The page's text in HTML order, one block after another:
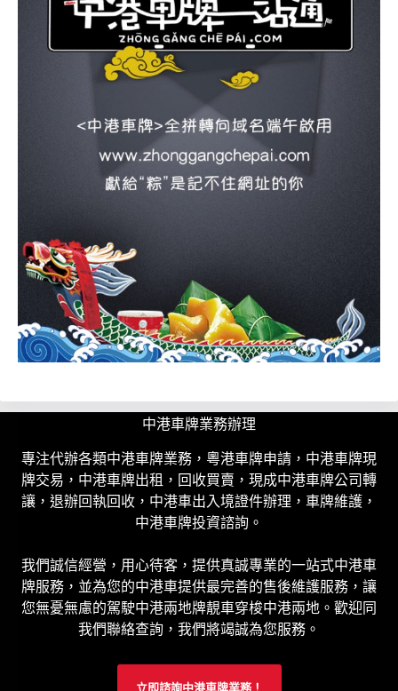
中港車牌業務辦理
專注代辦各類中港車牌業務，粵港車牌申請，中港車牌現
牌交易，中港車牌出租，回收買賣，現成中港車牌公司轉
讓，退辦回執回收，中港車出入境證件辦理，車牌維護，
中港車牌投資諮詢。
我們誠信經營，用心待客，提供真誠專業的一站式中港車
牌服務，並為您的中港車提供最完善的售後維護服務，讓
您無憂無慮的駕駛中港兩地牌靚車穿梭中港兩地。歡迎同
我們聯絡查詢，我們將竭誠為您服務。
立即諮詢中港車牌業務！